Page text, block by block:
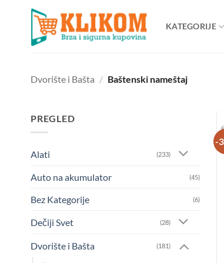
Preskoči
KATEGORIJE
Dvorište i Bašta / Baštenski nameštaj
PREGLED
Alati (233)
Auto na akumulator (45)
Bez Kategorije (6)
Dečiji Svet (28)
Dvorište i Bašta (181)
-